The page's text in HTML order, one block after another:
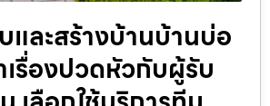
ละสร้างบ้านบ้านบ่อ
รื่องปวดหัวกับผู้รับ